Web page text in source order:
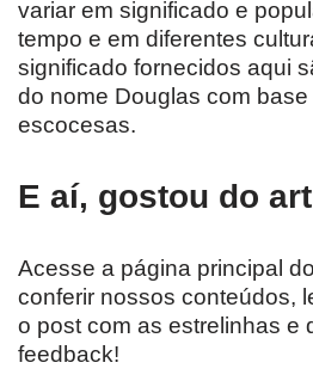
variar em significado e
tempo e em diferentes
significado fornecidos aqui
do nome Douglas com
escocesas.
E aí, gostou do
Acesse a página principal do
conferir nossos conteúdos,
o post com as estrelinhas e
feedback!